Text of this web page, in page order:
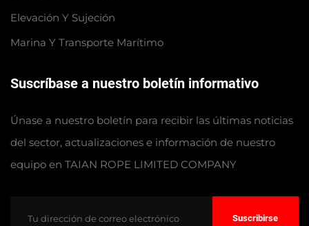
Elevación Y Sujeción
Marina Y Transporte Marítimo
Suscríbase a nuestro boletín informativo
Únase a nuestro boletín para recibir las últimas noticias
del sector, actualizaciones e información de nuestro
equipo en TAIAN ROPE LIMITED COMPANY
Suscribirse